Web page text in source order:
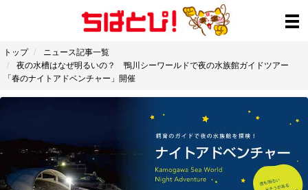
トップ
ニュース記事一覧
夜の水槽はなぜ明るいの？ 鴨川シーワールドで夜の水族館ガイドツアー
「春のナイトアドベンチャー」開催